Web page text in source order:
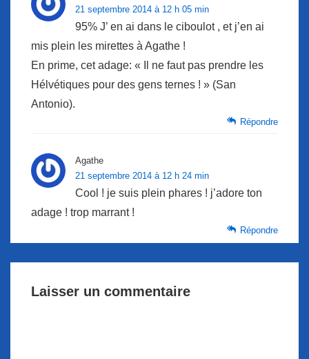
21 septembre 2014 à 12 h 05 min
95% J’ en ai dans le ciboulot , et j’en ai
mis plein les mirettes à Agathe !
En prime, cet adage: « Il ne faut pas prendre les
Hélvétiques pour des gens ternes ! » (San
Antonio).
Répondre
Agathe
21 septembre 2014 à 12 h 24 min
Cool ! je suis plein phares ! j’adore ton
adage ! trop marrant !
Répondre
Laisser un commentaire